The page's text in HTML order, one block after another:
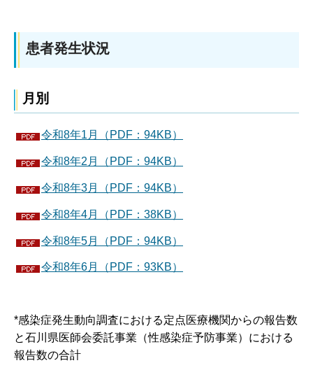
患者発生状況
月別
令和8年1月（PDF：94KB）
令和8年2月（PDF：94KB）
令和8年3月（PDF：94KB）
令和8年4月（PDF：38KB）
令和8年5月（PDF：94KB）
令和8年6月（PDF：93KB）
*感染症発生動向調査における定点医療機関からの報告数
と石川県医師会委託事業（性感染症予防事業）における
報告数の合計